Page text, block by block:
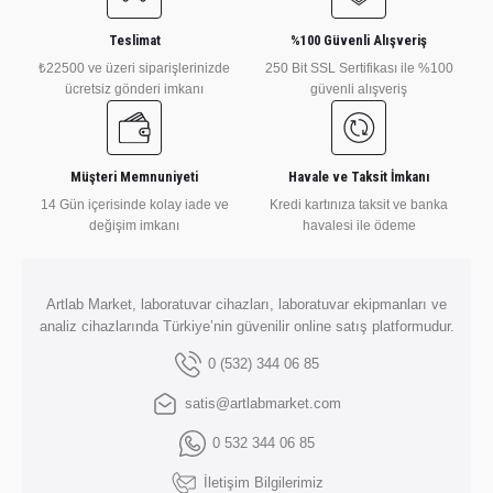
Ürün fiyatı diğer sitelerden daha pahalı.
Bu ürüne benzer farklı alternatifler olmalı.
₺ 71.360
DLab 4 Bölmeli Isıtıcılı Manyetik Karıştırıcı 1.500 rpm 340 ℃ 4 x 10
DLab 4 Bölmeli Isıtıcılı Manyetik Karıştırıcı 1.500 rpm 340 ℃ 4 x 10
DLAB 4 Bölmeli Dijital Manyetik Karıştırıcı LCD 200 .. 1500 rpm 4 x 3
Teslimat
₺22500 ve üzeri siparişlerinizde
ücretsiz gönderi imkanı
%100 Güvenli Alışveriş
250 Bit SSL Sertifikası ile %100
güvenli alışveriş
Müşteri Memnuniyeti
14 Gün içerisinde kolay iade ve
değişim imkanı
Havale ve Taksit İmkanı
Kredi kartınıza taksit ve banka
havalesi ile ödeme
Artlab Market, laboratuvar cihazları, laboratuvar ekipmanları ve
analiz cihazlarında Türkiye’nin güvenilir online satış platformudur.
0 (532) 344 06 85
satis@artlabmarket.com
0 532 344 06 85
İletişim Bilgilerimiz